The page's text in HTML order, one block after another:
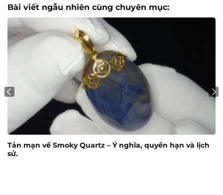
Bài viết ngẫu nhiên cùng chuyên mục:
Tản mạn về Smoky Quartz – Ý nghĩa, quyền hạn và lịch
sử.